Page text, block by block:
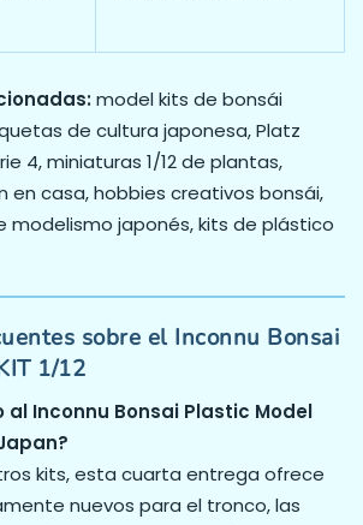
model kits de bonsái
de cultura japonesa, Platz
4, miniaturas 1/12 de plantas,
en casa, hobbies creativos bonsái,
modelismo japonés, kits de plástico
sobre el Inconnu Bonsai
1/12
al Inconnu Bonsai Plastic Model
kits, esta cuarta entrega ofrece
nuevos para el tronco, las